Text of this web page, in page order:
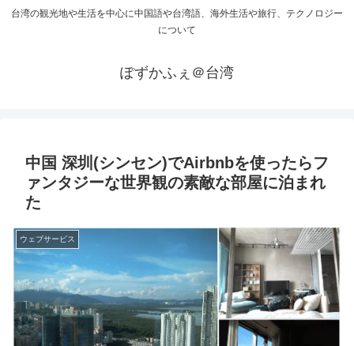
台湾の観光地や生活を中心に中国語や台湾語、海外生活や旅行、テクノロジー
について
ぽずかふぇ＠台湾
中国 深圳(シンセン)でAirbnbを使ったらフ
ァンタジーな世界観の素敵な部屋に泊まれ
た
ウェブサービス